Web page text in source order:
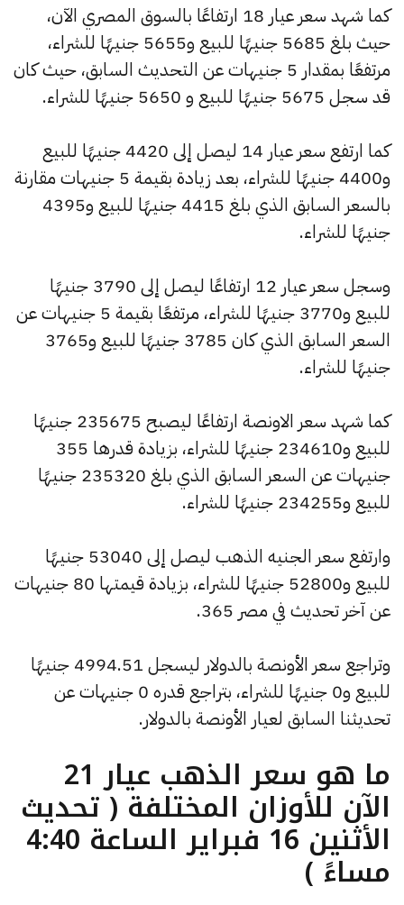
كما شهد سعر عيار 18 ارتفاعًا بالسوق المصري الآن،
حيث بلغ 5685 جنيهًا للبيع و5655 جنيهًا للشراء،
مرتفعًا بمقدار 5 جنيهات عن التحديث السابق، حيث كان
قد سجل 5675 جنيهًا للبيع و 5650 جنيهًا للشراء.
كما ارتفع سعر عيار 14 ليصل إلى 4420 جنيهًا للبيع
و4400 جنيهًا للشراء، بعد زيادة بقيمة 5 جنيهات مقارنة
بالسعر السابق الذي بلغ 4415 جنيهًا للبيع و4395
جنيهًا للشراء.
وسجل سعر عيار 12 ارتفاعًا ليصل إلى 3790 جنيهًا
للبيع و3770 جنيهًا للشراء، مرتفعًا بقيمة 5 جنيهات عن
السعر السابق الذي كان 3785 جنيهًا للبيع و3765
جنيهًا للشراء.
كما شهد سعر الاونصة ارتفاعًا ليصبح 235675 جنيهًا
للبيع و234610 جنيهًا للشراء، بزيادة قدرها 355
جنيهات عن السعر السابق الذي بلغ 235320 جنيهًا
للبيع و234255 جنيهًا للشراء.
وارتفع سعر الجنيه الذهب ليصل إلى 53040 جنيهًا
للبيع و52800 جنيهًا للشراء، بزيادة قيمتها 80 جنيهات
عن آخر تحديث في مصر 365.
وتراجع سعر الأونصة بالدولار ليسجل 4994.51 جنيهًا
للبيع و0 جنيهًا للشراء، بتراجع قدره 0 جنيهات عن
تحديثنا السابق لعيار الأونصة بالدولار.
ما هو سعر الذهب عيار 21
الآن للأوزان المختلفة ( تحديث
الأثنين 16 فبراير الساعة 4:40
مساءً )